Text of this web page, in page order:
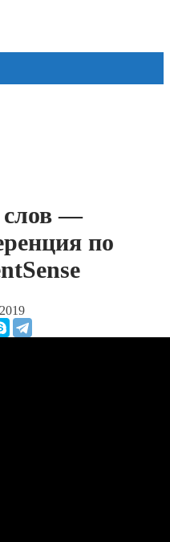
слов —
по